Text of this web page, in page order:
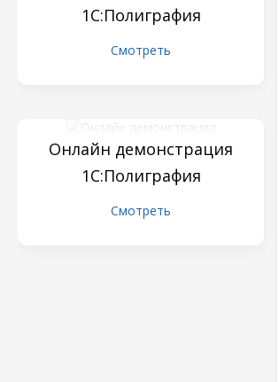
1С:Полиграфия
Смотреть
Онлайн демонстрация
1С:Полиграфия
Смотреть